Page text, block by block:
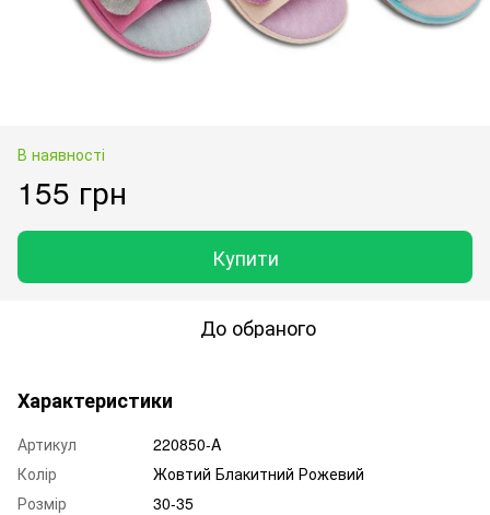
В наявності
155 грн
Купити
До обраного
Характеристики
Артикул
220850-A
Колір
Жовтий Блакитний Рожевий
Розмір
30-35